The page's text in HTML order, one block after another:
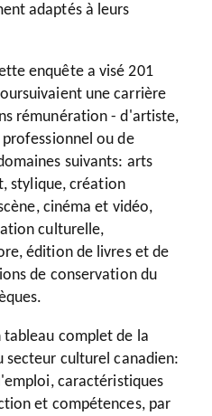
adaptés à leurs
enquête a visé 201
une carrière
rémunération - d'artiste,
ou de
suivants: arts
stylique, création
cinéma et vidéo,
culturelle,
édition de livres et de
de conservation du
tableau complet de la
secteur culturel canadien:
caractéristiques
et compétences, par